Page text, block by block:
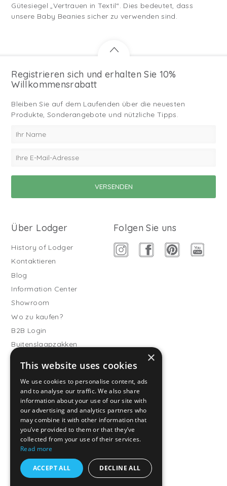
Gütesiegel „Vertrauen in Textil“. Dies bedeutet, dass
unsere Baby Beanies sicher zu verwenden sind.
Registrieren sich und erhalten Sie 10%
Willkommensrabatt
Bleiben Sie auf dem Laufenden über die neuesten
Produkte, Sonderangebote und nützliche Tipps.
Über Lodger
History of Lodger
Kontaktieren
Blog
Information Center
Showroom
Wo zu kaufen?
B2B Login
Buitenslaapzakken
Kundendienst
Häufig gestellte Fragen
Versand & Lieferung
Rückgabe
Zahlungsarten
Allgemeine
Geschäftsbedingungen
Datenschutzrichtlinien
Folgen Sie uns
×
This website uses cookies
We use cookies to personalise content, ads
and to analyse our traffic. We also share
information about your use of our site with
our advertising and analytics partners who
may combine it with other information that
you’ve provided to them or that they’ve
collected from your use of their services.
Read more
ACCEPT ALL DECLINE ALL